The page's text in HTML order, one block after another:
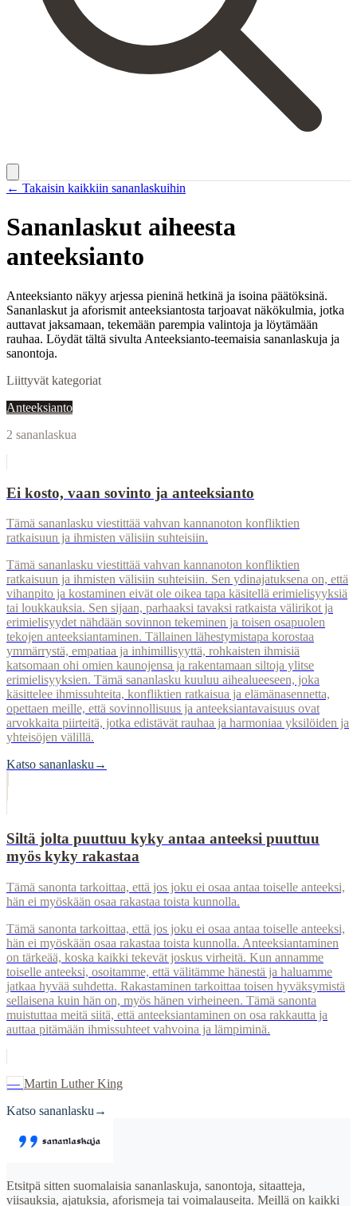
← Takaisin kaikkiin sananlaskuihin
Sananlaskut aiheesta
anteeksianto
Anteeksianto näkyy arjessa pieninä hetkinä ja isoina päätöksinä.
Sananlaskut ja aforismit anteeksiantosta tarjoavat näkökulmia, jotka
auttavat jaksamaan, tekemään parempia valintoja ja löytämään
rauhaa. Löydät tältä sivulta Anteeksianto-teemaisia sananlaskuja ja
sanontoja.
Liittyvät kategoriat
Anteeksianto
2 sananlaskua
Ei kosto, vaan sovinto ja anteeksianto
Tämä sananlasku viestittää vahvan kannanoton konfliktien
ratkaisuun ja ihmisten välisiin suhteisiin.
Tämä sananlasku viestittää vahvan kannanoton konfliktien
ratkaisuun ja ihmisten välisiin suhteisiin. Sen ydinajatuksena on, että
vihanpito ja kostaminen eivät ole oikea tapa käsitellä erimielisyyksiä
tai loukkauksia. Sen sijaan, parhaaksi tavaksi ratkaista välirikot ja
erimielisyydet nähdään sovinnon tekeminen ja toisen osapuolen
tekojen anteeksiantaminen. Tällainen lähestymistapa korostaa
ymmärrystä, empatiaa ja inhimillisyyttä, rohkaisten ihmisiä
katsomaan ohi omien kaunojensa ja rakentamaan siltoja ylitse
erimielisyyksien. Tämä sananlasku kuuluu aihealueeseen, joka
käsittelee ihmissuhteita, konfliktien ratkaisua ja elämänasennetta,
opettaen meille, että sovinnollisuus ja anteeksiantavaisuus ovat
arvokkaita piirteitä, jotka edistävät rauhaa ja harmoniaa yksilöiden ja
yhteisöjen välillä.
Katso sananlasku →
Siltä jolta puuttuu kyky antaa anteeksi puuttuu
myös kyky rakastaa
Tämä sanonta tarkoittaa, että jos joku ei osaa antaa toiselle anteeksi,
hän ei myöskään osaa rakastaa toista kunnolla.
Tämä sanonta tarkoittaa, että jos joku ei osaa antaa toiselle anteeksi,
hän ei myöskään osaa rakastaa toista kunnolla. Anteeksiantaminen
on tärkeää, koska kaikki tekevät joskus virheitä. Kun annamme
toiselle anteeksi, osoitamme, että välitämme hänestä ja haluamme
jatkaa hyvää suhdetta. Rakastaminen tarkoittaa toisen hyväksymistä
sellaisena kuin hän on, myös hänen virheineen. Tämä sanonta
muistuttaa meitä siitä, että anteeksiantaminen on osa rakkautta ja
auttaa pitämään ihmissuhteet vahvoina ja lämpiminä.
— Martin Luther King
Katso sananlasku →
Etsitpä sitten suomalaisia sananlaskuja, sanontoja, sitaatteja,
viisauksia, ajatuksia, aforismeja tai voimalauseita. Meillä on kaikki